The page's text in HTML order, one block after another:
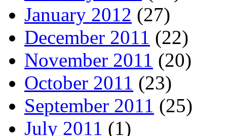
January 2012 (27)
December 2011 (22)
November 2011 (20)
October 2011 (23)
September 2011 (25)
July 2011 (1)